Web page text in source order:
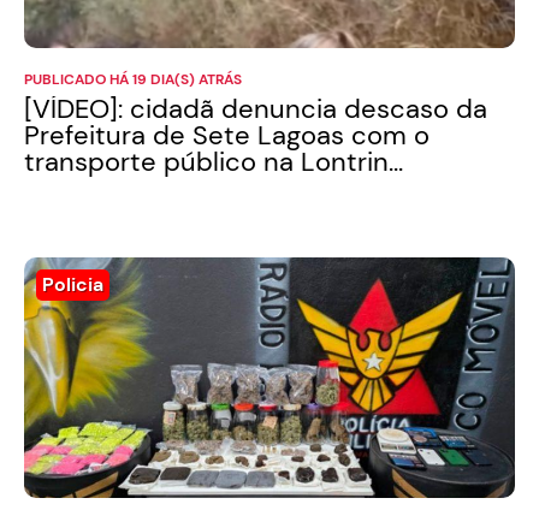
PUBLICADO HÁ 19 DIA(S) ATRÁS
[VÍDEO]: cidadã denuncia descaso da
Prefeitura de Sete Lagoas com o
transporte público na Lontrin...
Policia